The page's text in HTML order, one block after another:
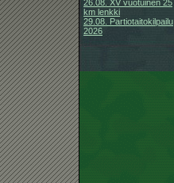
26.08. XV vuotuinen 25
km lenkki
29.08. Partiotaitokilpailu
2026